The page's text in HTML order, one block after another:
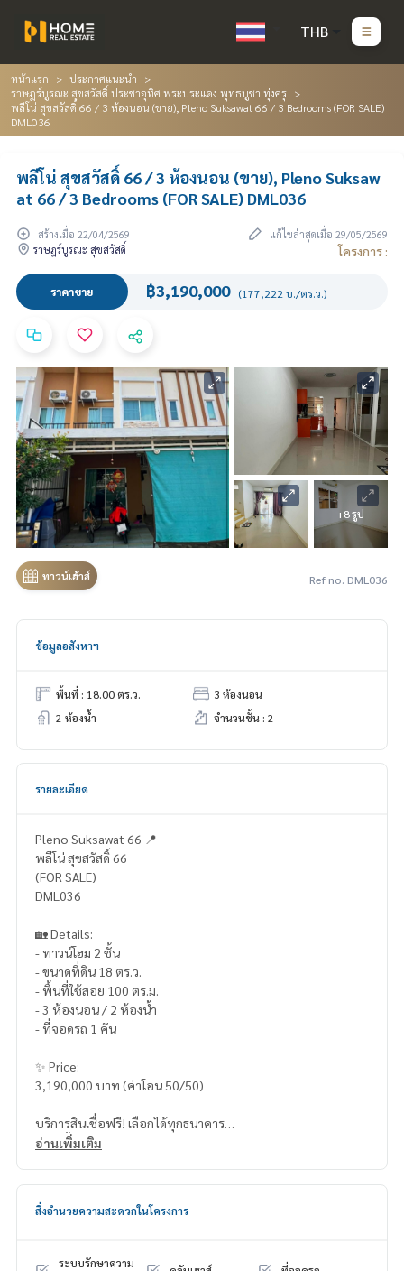
THB
หน้าแรก
ประกาศแนะนำ
ราษฎร์บูรณะ สุขสวัสดิ์ ประชาอุทิศ พระประแดง พุทธบูชา ทุ่งครุ
พลีโน่ สุขสวัสดิ์ 66 / 3 ห้องนอน (ขาย), Pleno Suksawat 66 / 3 Bedrooms (FOR SALE)
DML036
พลีโน่ สุขสวัสดิ์ 66 / 3 ห้องนอน (ขาย), Pleno Suksaw
at 66 / 3 Bedrooms (FOR SALE) DML036
สร้างเมื่อ 22/04/2569
แก้ไขล่าสุดเมื่อ 29/05/2569
ราษฎร์บูรณะ สุขสวัสดิ์
โครงการ :
ราคาขาย ฿3,190,000 (177,222 บ./ตร.ว.)
+8 รูป
ทาวน์เฮ้าส์ Ref no. DML036
ข้อมูลอสังหาฯ
พื้นที่ : 18.00 ตร.ว.
3 ห้องนอน
2 ห้องน้ำ
จำนวนชั้น : 2
รายละเอียด
Pleno Suksawat 66 📍
พลีโน่ สุขสวัสดิ์ 66
(FOR SALE)
DML036
🏡 Details:
- ทาวน์โฮม 2 ชั้น
- ขนาดที่ดิน 18 ตร.ว.
- พื้นที่ใช้สอย 100 ตร.ม.
- 3 ห้องนอน / 2 ห้องน้ำ
- ที่จอดรถ 1 คัน
✨ Price:
3,190,000 บาท (ค่าโอน 50/50)
บริการสินเชื่อฟรี! เลือกได้ทุกธนาคาร
ดอกเบี้ยพิเศษ วงเงินสูงสุด 90-100%
HOME - REAL ESTATE SERVICES
LINE: @homethailand
อ่านเพิ่มเติม
สิ่งอำนวยความสะดวกในโครงการ
ระบบรักษาความ